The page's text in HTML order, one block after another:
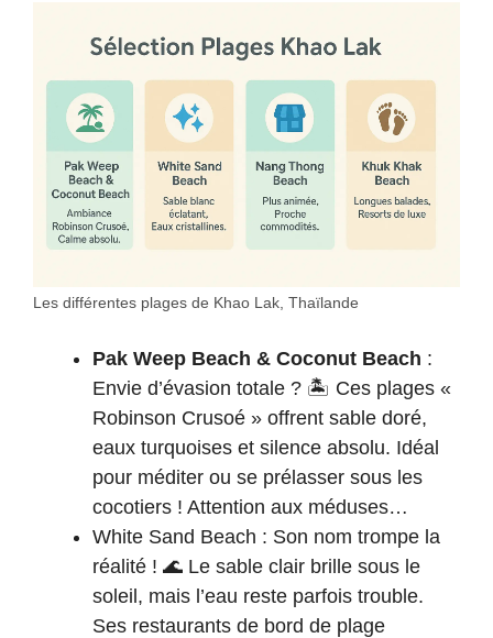
Les différentes plages de Khao Lak, Thaïlande
Pak Weep Beach & Coconut Beach :
Envie d’évasion totale ? 🏝️ Ces plages «
Robinson Crusoé » offrent sable doré,
eaux turquoises et silence absolu. Idéal
pour méditer ou se prélasser sous les
cocotiers ! Attention aux méduses…
White Sand Beach : Son nom trompe la
réalité ! 🌊 Le sable clair brille sous le
soleil, mais l’eau reste parfois trouble.
Ses restaurants de bord de plage